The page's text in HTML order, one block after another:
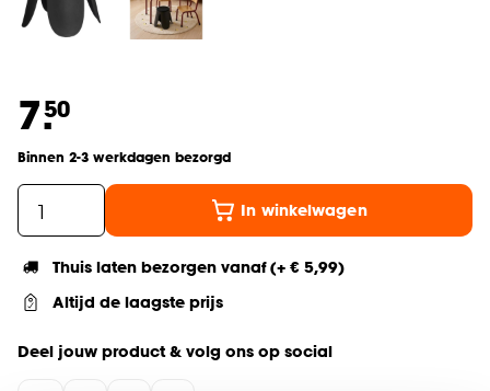
7.50
Binnen 2-3 werkdagen bezorgd
In winkelwagen
Thuis laten bezorgen vanaf (+ € 5,99)
Altijd de laagste prijs
Deel jouw product & volg ons op social